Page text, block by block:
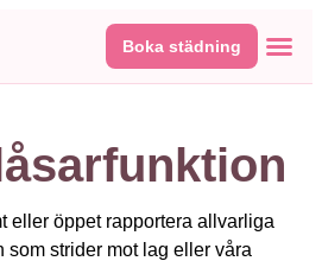
Boka städning
eller öppet rapportera allvarliga
som strider mot lag eller våra